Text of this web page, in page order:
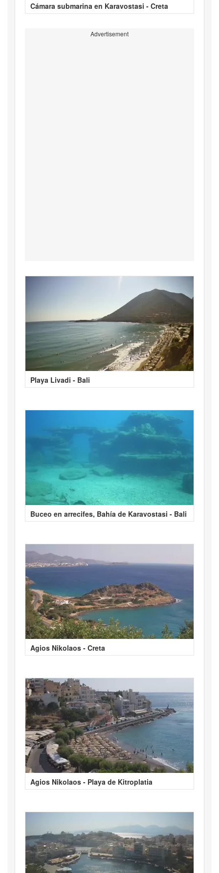
Cámara submarina en Karavostasi - Creta
Advertisement
Playa Livadi - Bali
Buceo en arrecifes, Bahía de Karavostasi - Bali
Agios Nikolaos - Creta
Agios Nikolaos - Playa de Kitroplatia